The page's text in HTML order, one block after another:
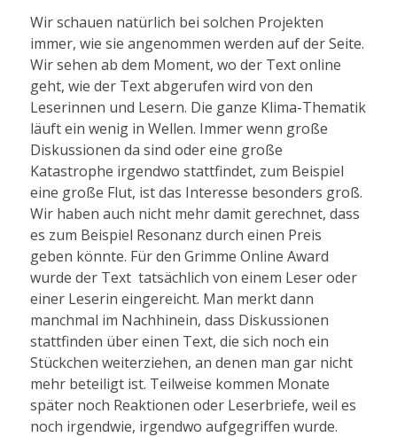
Wir schauen natürlich bei solchen Projekten
immer, wie sie angenommen werden auf der Seite.
Wir sehen ab dem Moment, wo der Text online
geht, wie der Text abgerufen wird von den
Leserinnen und Lesern. Die ganze Klima-Thematik
läuft ein wenig in Wellen. Immer wenn große
Diskussionen da sind oder eine große
Katastrophe irgendwo stattfindet, zum Beispiel
eine große Flut, ist das Interesse besonders groß.
Wir haben auch nicht mehr damit gerechnet, dass
es zum Beispiel Resonanz durch einen Preis
geben könnte. Für den Grimme Online Award
wurde der Text tatsächlich von einem Leser oder
einer Leserin eingereicht. Man merkt dann
manchmal im Nachhinein, dass Diskussionen
stattfinden über einen Text, die sich noch ein
Stückchen weiterziehen, an denen man gar nicht
mehr beteiligt ist. Teilweise kommen Monate
später noch Reaktionen oder Leserbriefe, weil es
noch irgendwie, irgendwo aufgegriffen wurde.